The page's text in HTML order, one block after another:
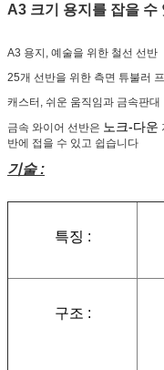
A3 크기 용지를 잡을 수
A3 용지, 예술을 위한 철선 선반
25개 선반을 위한 측면 튜불러
캐스터, 쉬운 움직임과 금속판대
금속 와이어 선반은 노크-다운
반에 접을 수 있고 쉽습니다
기술 :
특징 :
구조 :